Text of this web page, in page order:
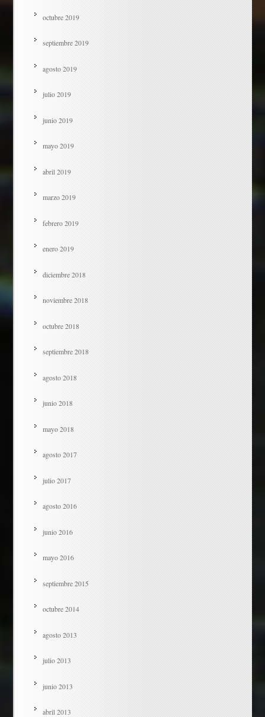
octubre 2019
septiembre 2019
agosto 2019
julio 2019
junio 2019
mayo 2019
abril 2019
marzo 2019
febrero 2019
enero 2019
diciembre 2018
noviembre 2018
octubre 2018
septiembre 2018
agosto 2018
junio 2018
mayo 2018
agosto 2017
julio 2017
agosto 2016
junio 2016
mayo 2016
septiembre 2015
octubre 2014
agosto 2013
julio 2013
junio 2013
abril 2013